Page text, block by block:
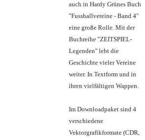
auch in Hardy Grünes Buch
"Fussballvereine - Band 4"
eine große Rolle. Mit der
Buchreihe "ZEITSPIEL-
Legenden" lebt die
Geschichte vieler Vereine
weiter. In Textform und in
ihren vielfältigen Wappen.
Im Downloadpaket sind 4
verschiedene
Vektorgrafikformate (CDR,